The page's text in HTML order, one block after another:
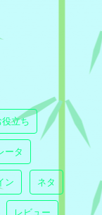
役立ち
ータ
ン ネタ
レビュー